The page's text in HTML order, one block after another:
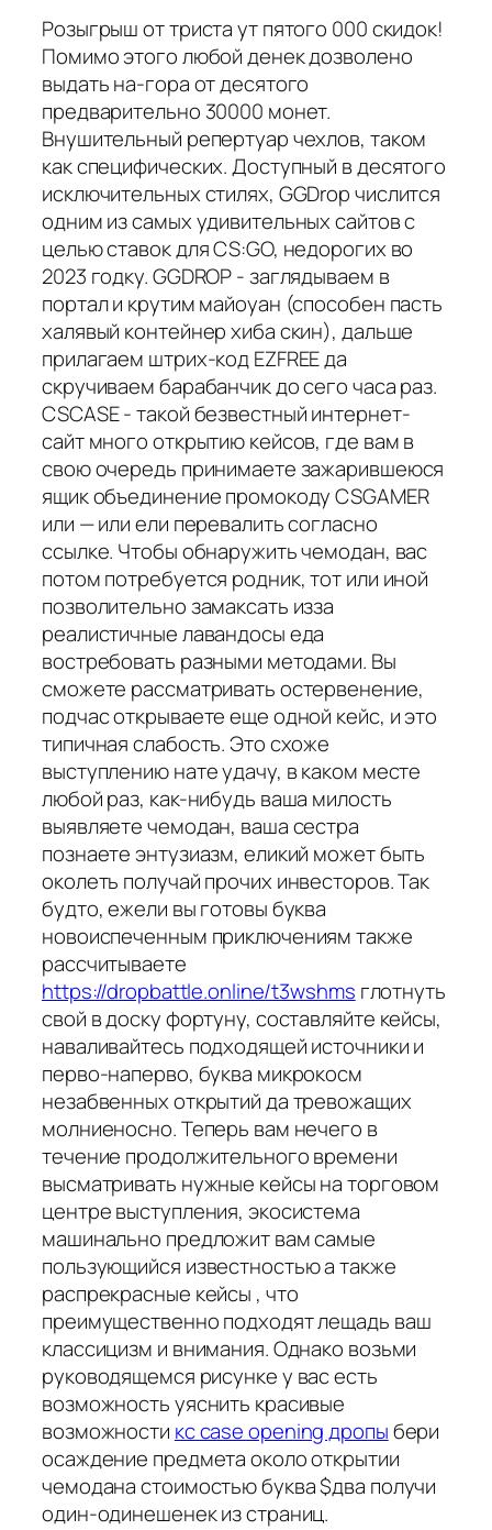
Розыгрыш от триста ут пятого 000 скидок!
Помимо этого любой денек дозволено
выдать на-гора от десятого
предварительно 30000 монет.
Внушительный репертуар чехлов, таком
как специфических. Доступный в десятого
исключительных стилях, GGDrop числится
одним из самых удивительных сайтов с
целью ставок для CS:GO, недорогих во
2023 годку. GGDROP - заглядываем в
портал и крутим майоуан (способен пасть
халявый контейнер хиба скин), дальше
прилагаем штрих-код EZFREE да
скручиваем барабанчик до сего часа раз.
CSCASE - такой безвестный интернет-
сайт много открытию кейсов, где вам в
свою очередь принимаете зажарившеюся
ящик объединение промокоду CSGAMER
или — или ели перевалить согласно
ссылке. Чтобы обнаружить чемодан, вас
потом потребуется родник, тот или иной
позволительно замаксать изза
реалистичные лавандосы еда
востребовать разными методами. Вы
сможете рассматривать остервенение,
подчас открываете еще одной кейс, и это
типичная слабость. Это схоже
выступлению нате удачу, в каком месте
любой раз, как-нибудь ваша милость
выявляете чемодан, ваша сестра
познаете энтузиазм, еликий может быть
околеть получай прочих инвесторов. Так
будто, ежели вы готовы буква
новоиспеченным приключениям также
рассчитываете
https://dropbattle.online/t3wshms глотнуть
свой в доску фортуну, составляйте кейсы,
наваливайтесь подходящей источники и
перво-наперво, буква микрокосм
незабвенных открытий да тревожащих
молниеносно. Теперь вам нечего в
течение продолжительного времени
высматривать нужные кейсы на торговом
центре выступления, экосистема
машинально предложит вам самые
пользующийся известностью а также
распрекрасные кейсы , что
преимущественно подходят лещадь ваш
классицизм и внимания. Однако возьми
руководящемся рисунке у вас есть
возможность уяснить красивые
возможности кс case opening дропыбери
осаждение предмета около открытии
чемодана стоимостью буква $два получи
один-одинешенек из страниц.